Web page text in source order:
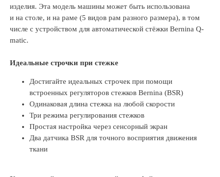
изделия. Эта модель машины может быть использована
и на столе, и на раме (5 видов рам разного размера), в том
числе с устройством для автоматической стёжки Bernina Q-
matic.
Идеальные строчки при стежке
Достигайте идеальных строчек при помощи
встроенных регуляторов стежков Bernina (BSR)
Одинаковая длина стежка на любой скорости
Три режима регулирования стежков
Простая настройка через сенсорный экран
Два датчика BSR для точного восприятия движения
ткани